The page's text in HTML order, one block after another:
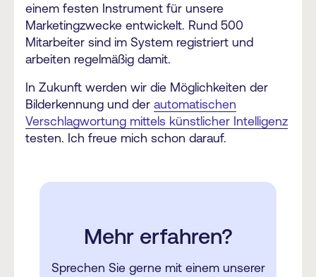
einem festen Instrument für unsere
Marketingzwecke entwickelt. Rund 500
Mitarbeiter sind im System registriert und
arbeiten regelmäßig damit.
In Zukunft werden wir die Möglichkeiten der
Bilderkennung und der automatischen
Verschlagwortung mittels künstlicher Intelligenz
testen. Ich freue mich schon darauf.
Mehr erfahren?
Sprechen Sie gerne mit einem unserer